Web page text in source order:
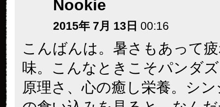
Nookie
2015年 7月 13日 00:16
こんばんは。暑さもあって
味。こんなときこそパンダ
原理さ、心の癒し栄養。シ